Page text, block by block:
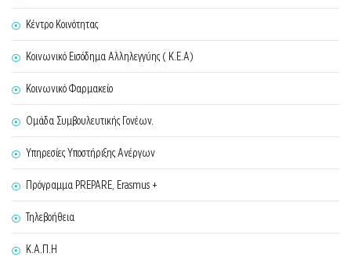
Κέντρο Κοινότητας
Κοινωνικό Εισόδημα Αλληλεγγύης ( Κ.Ε.Α)
Κοινωνικό Φαρμακείο
Ομάδα Συμβουλευτικής Γονέων.
Υπηρεσίες Υποστήριξης Ανέργων
Πρόγραμμα PREPARE, Erasmus +
Τηλεβοήθεια
Κ.Α.Π.Η